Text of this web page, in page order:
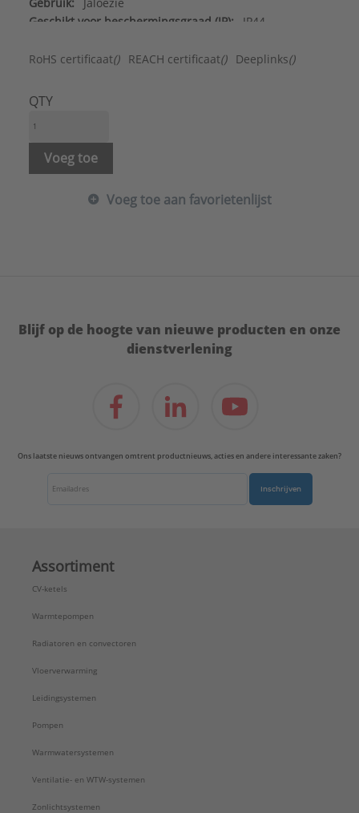
Geschikt voor beschermingsgraad (IP):
IP44
Halogeenvrij: Ja
Kleur:
Materiaal:
Materiaalkwaliteit:
Merk:
Jung
Met indicatieveld:
Draaiknop
RoHS certificaat() REACH certificaat() Deeplinks()
QTY
Voeg toe
Voeg toe aan favorietenlijst
Blijf op de hoogte van nieuwe producten en onze
dienstverlening
Ons laatste nieuws ontvangen omtrent productnieuws, acties en andere interessante zaken?
Inschrijven
Assortiment
CV-ketels
Warmtepompen
Radiatoren en convectoren
Vloerverwarming
Leidingsystemen
Pompen
Warmwatersystemen
Ventilatie- en WTW-systemen
Zonlichtsystemen